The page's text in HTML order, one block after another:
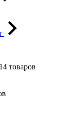
14 товаров